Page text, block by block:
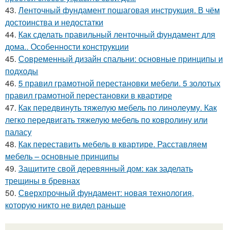
43. Ленточный фундамент пошаговая инструкция. В чём
достоинства и недостатки
44. Как сделать правильный ленточный фундамент для
дома.. Особенности конструкции
45. Современный дизайн спальни: основные принципы и
подходы
46. 5 правил грамотной перестановки мебели. 5 золотых
правил грамотной перестановки в квартире
47. Как передвинуть тяжелую мебель по линолеуму. Как
легко передвигать тяжелую мебель по ковролину или
паласу
48. Как переставить мебель в квартире. Расставляем
мебель – основные принципы
49. Защитите свой деревянный дом: как заделать
трещины в бревнах
50. Сверхпрочный фундамент: новая технология,
которую никто не видел раньше